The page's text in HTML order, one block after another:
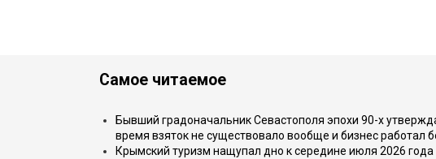
Самое читаемое
Бывший градоначальник Севастополя эпохи 90-х
время взяток не существовало вообще и бизнес работал
Крымский туризм нащупал дно к середине июля 2026 года